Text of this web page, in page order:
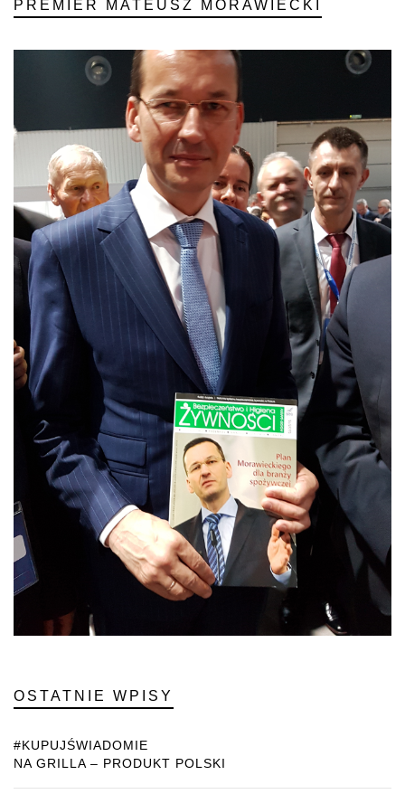
PREMIER MATEUSZ MORAWIECKI
OSTATNIE WPISY
#KUPUJŚWIADOMIE
NA GRILLA – PRODUKT POLSKI